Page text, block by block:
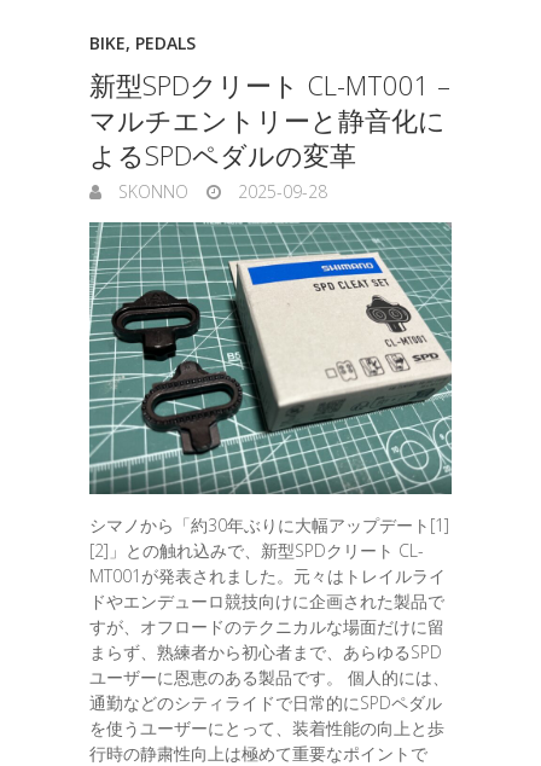
BIKE, PEDALS
新型SPDクリート CL-MT001 –
マルチエントリーと静音化に
よるSPDペダルの変革
SKONNO 2025-09-28
シマノから「約30年ぶりに大幅アップデート[1]
[2]」との触れ込みで、新型SPDクリート CL-
MT001が発表されました。元々はトレイルライ
ドやエンデューロ競技向けに企画された製品で
すが、オフロードのテクニカルな場面だけに留
まらず、熟練者から初心者まで、あらゆるSPD
ユーザーに恩恵のある製品です。 個人的には、
通勤などのシティライドで日常的にSPDペダル
を使うユーザーにとって、装着性能の向上と歩
行時の静粛性向上は極めて重要なポイントで